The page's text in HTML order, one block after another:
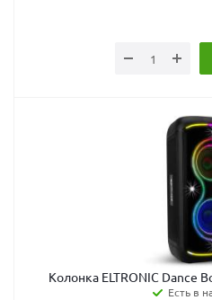
Колонка ELTRONIC
Есть в